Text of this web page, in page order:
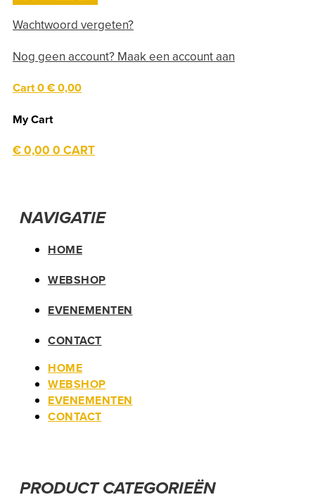
Wachtwoord vergeten?
Nog geen account? Maak een account aan
Cart0€ 0,00
My Cart
€0,00 0 CART
NAVIGATIE
HOME
WEBSHOP
EVENEMENTEN
CONTACT
HOME
WEBSHOP
EVENEMENTEN
CONTACT
PRODUCT CATEGORIEËN